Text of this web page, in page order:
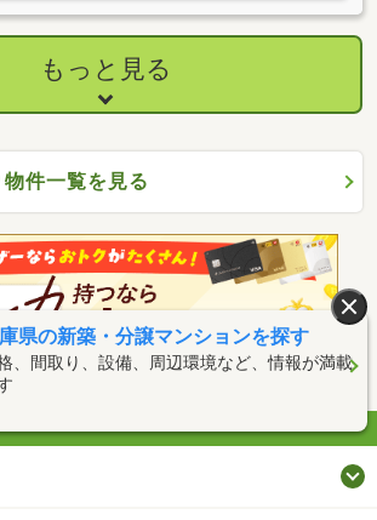
ただきます。お家さがしをし始めてすぐ
合せください♪
もっと見る
件一覧を見る
県の新築・分譲マンションを探す
、間取り、設備、周辺環境など、情報が満載